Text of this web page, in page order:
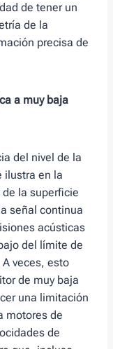
de tener un
de la
precisa de
a muy baja
del nivel de la
ilustra en la
la superficie
señal continua
acústicas
del límite de
veces, esto
de muy baja
una limitación
motores de
de